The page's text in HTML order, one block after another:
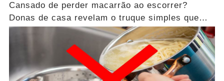
Cansado de perder macarrão ao escorrer?
Donas de casa revelam o truque simples que
ninguém te conta!